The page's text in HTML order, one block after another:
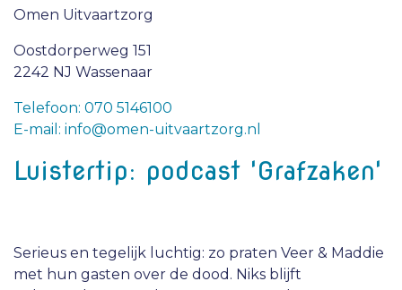
Omen Uitvaartzorg
Oostdorperweg 151
2242 NJ Wassenaar
Telefoon: 070 5146100
E-mail: info@omen-uitvaartzorg.nl
Luistertip: podcast 'Grafzaken'
Serieus en tegelijk luchtig: zo praten Veer & Maddie
met hun gasten over de dood. Niks blijft